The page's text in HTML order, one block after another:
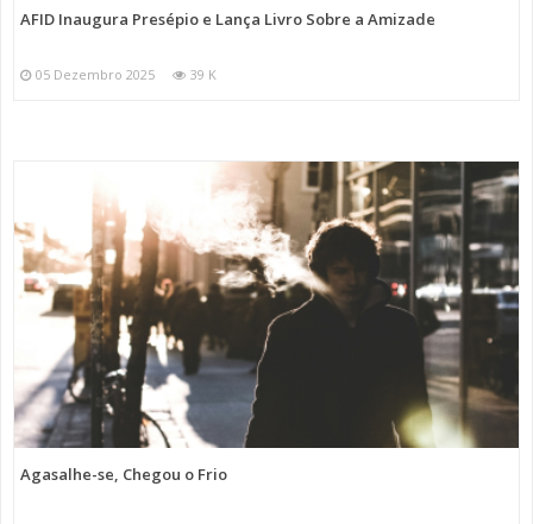
AFID Inaugura Presépio e Lança Livro Sobre a Amizade
05 Dezembro 2025 39 K
Agasalhe-se, Chegou o Frio